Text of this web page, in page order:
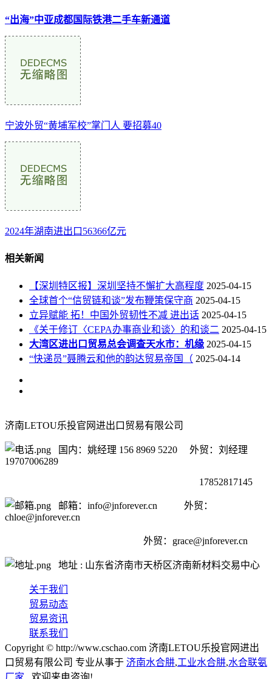
“出海”中亚成都国际铁港二手车新通道
宁波外贸“黄埔军校”掌门人 要招募40
2024年湖南进出口56366亿元
相关新闻
【深圳特区报】深圳坚持不懈扩大高程度 2025-04-15
全球首个“信贸链和谈”发布鞭策保守商 2025-04-15
立异赋能 拓！中国外贸韧性不减 进出话 2025-04-15
《关于修订〈CEPA办事商业和谈〉的和谈二 2025-04-15
大湾区进出口贸易总会调查天水市：机缘 2025-04-15
“快递员”聂腾云和他的韵达贸易帝国（ 2025-04-14
济南LETOU乐投官网进出口贸易有限公司
国内：姚经理 156 8969 5220 外贸：刘经理
19707006289
17852817145
邮箱：info@jnforever.cn 外贸：
chloe@jnforever.cn
外贸： grace@jnforever.cn
地址 : 山东省济南市天桥区济南新材料交易中心
关于我们
贸易动态
贸易资讯
联系我们
Copyright © http://www.cschao.com 济南LETOU乐投官网进出
口贸易有限公司 专业从事于 济南水合肼,工业水合肼,水合联氨